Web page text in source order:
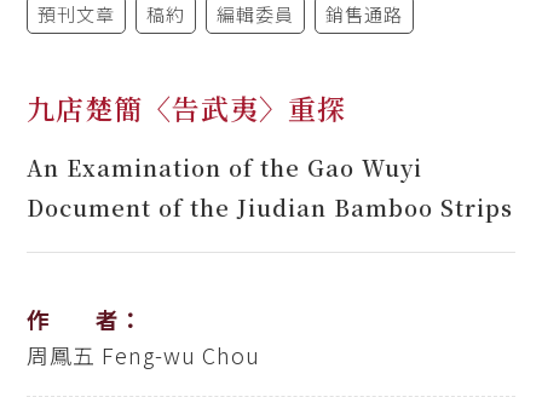
預刊文章 稿約 編輯委員 銷售通路
九店楚簡〈告武夷〉重探
An Examination of the Gao Wuyi
Document of the Jiudian Bamboo Strips
作 者：
周鳳五 Feng-wu Chou